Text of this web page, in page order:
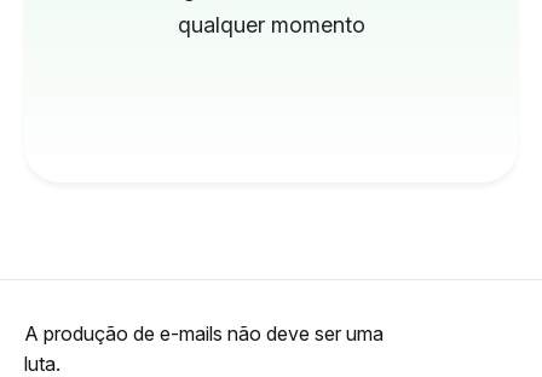
qualquer momento
A produção de e-mails não deve ser uma
luta.